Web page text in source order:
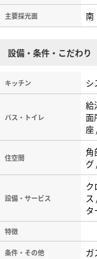
主要採光面 南
設備・条件・こだわり
キッチン シ
バス・トイレ
給
面
座
住空間
角
グ
設備・サービス
ク
タ
特徴
条件・その他 ガ